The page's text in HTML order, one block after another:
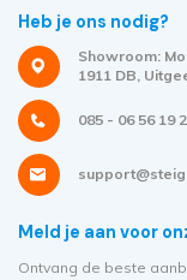
Heb je ons nodig?
Showroom:
1911 DB,
085 - 06 56 19 2
Meld je aan voor
Ontvang de beste